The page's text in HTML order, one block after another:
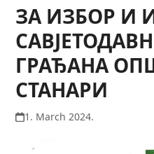
menu
menu
ЗА ИЗБОР И
ГРАЂАНА
СТАНАРИ
1. March 2024.